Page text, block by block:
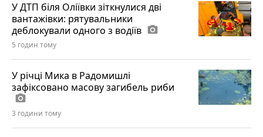
У ДТП біля Оліївки зіткнулися дві
вантажівки: рятувальники
деблокували одного з водіїв photo_camera
5 годин тому
У річці Мика в Радомишлі
зафіксовано масову загибель риби
photo_camera
3 години тому